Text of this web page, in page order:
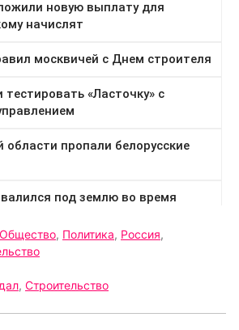
Общество, Политика, Россия,
, Строительство